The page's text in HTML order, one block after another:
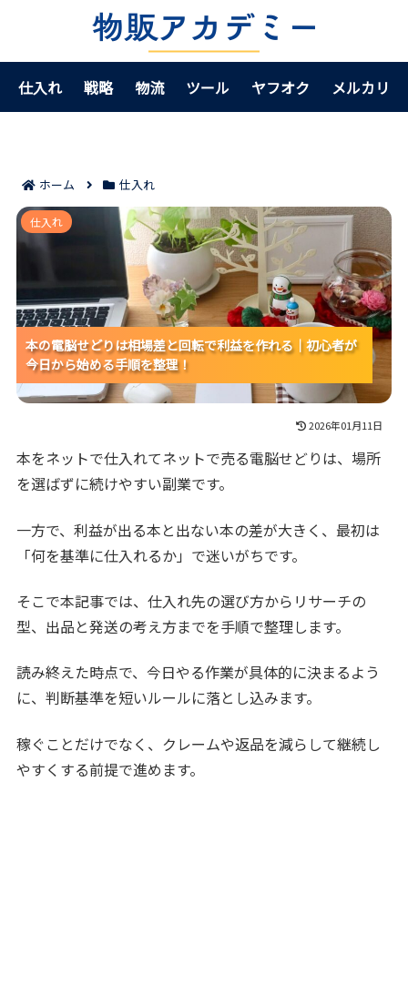
仕入れ 戦略 物流 ツール ヤフオク メルカリ
ホーム 仕入れ
本の電脳せどりは相場差と回転で利益を作れる｜初心
者が今日から始める手順を整理！
本の電脳せどりは相場差と回転で利益を作れる｜初心者が
今日から始める手順を整理！
本の電脳せどりは相場差と回転で利益を作れる｜初心者が
今日から始める手順を整理！
本の電脳せどりは相場差と回転で利益を作れる｜初心者が
今日から始める手順を整理！
仕入れ
2026年01月11日
本をネットで仕入れてネットで売る電脳せどりは、場所
を選ばずに続けやすい副業です。
一方で、利益が出る本と出ない本の差が大きく、最初は
「何を基準に仕入れるか」で迷いがちです。
そこで本記事では、仕入れ先の選び方からリサーチの
型、出品と発送の考え方までを手順で整理します。
読み終えた時点で、今日やる作業が具体的に決まるよう
に、判断基準を短いルールに落とし込みます。
稼ぐことだけでなく、クレームや返品を減らして継続し
やすくする前提で進めます。